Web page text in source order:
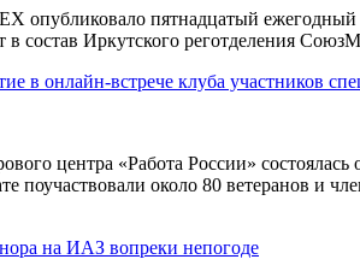
опубликовало пятнадцатый
состав Иркутского реготделения
в онлайн-встрече клуба участников
центра «Работа России»
поучаствовали около 80 ветеранов и
на ИАЗ вопреки непогоде